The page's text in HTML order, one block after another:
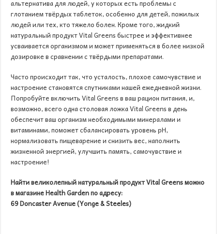
альтернатива для людей, у которых есть проблемы с
глотанием твёрдых таблеток, особенно для детей, пожилых
людей или тех, кто тяжело болен. Кроме того, жидкий
натуральный продукт Vital Greens быстрее и эффективнее
усваивается организмом и может применяться в более низкой
дозировке в сравнении с твёрдыми препаратами.
Часто происходит так, что усталость, плохое самочувствие и
настроение становятся спутниками нашей ежедневной жизни.
Попробуйте включить Vital Greens в ваш рацион питания, и,
возможно, всего одна столовая ложка Vital Greens в день
обеспечит ваш организм необходимыми минералами и
витаминами, поможет сбалансировать уровень pH,
нормализовать пищеварение и снизить вес, наполнить
жизненной энергией, улучшить память, самочувствие и
настроение!
Найти великолепный натуральный продуктVitalGreensможно
в магазинеHealth Gardenпоадресу:
69Doncaster Avenue(Yonge&Steeles)